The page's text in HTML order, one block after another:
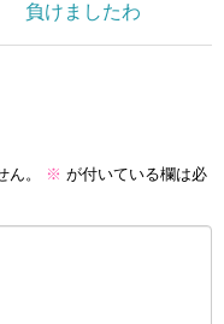
負けましたわ
。 ※ が付いている欄は必